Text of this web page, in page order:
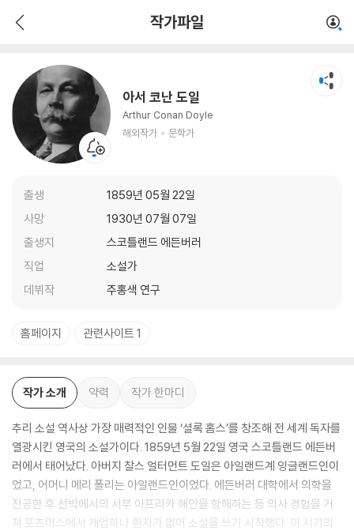
작가파일
아서 코난 도일
Arthur Conan Doyle
해외작가
문학가
출생
1859년 05월 22일
사망
1930년 07월 07일
출생지
스코틀랜드 에든버러
직업
소설가
데뷔작
주홍색 연구
홈페이지 관련사이트 1
작가 소개 약력 작가 한마디
추리 소설 역사상 가장 매력적인 인물 ‘셜록 홈스’를 창조해 전 세계 독자를
열광시킨 영국의 소설가이다. 1859년 5월 22일 영국 스코틀랜드 에든버
러에서 태어났다. 아버지 찰스 얼터먼트 도일은 아일랜드계 잉글랜드인이
었고, 어머니 메리 폴리는 아일랜드인이었다. 에든버러 대학에서 의학을
전공한 후 선박에서의 서부 아프리카 해안을 항해하는 등 의사 경험을 거
쳐 포츠머스에서 개업하나 환자가 없어 소설을 쓰기 시작했다. 이 시기의